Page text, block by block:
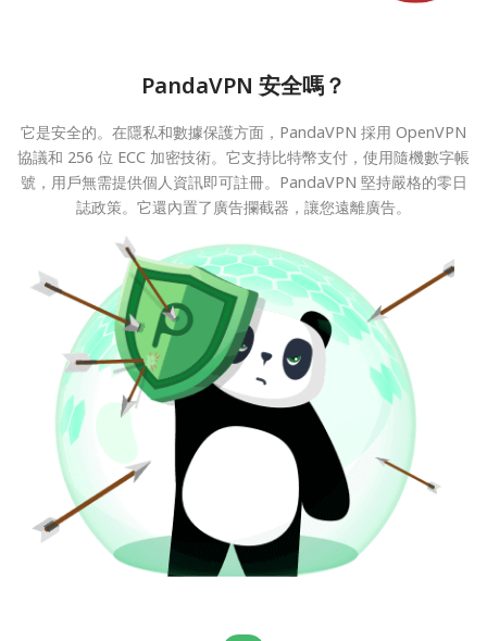
PandaVPN 安全嗎？
它是安全的。在隱私和數據保護方面，PandaVPN 採用 OpenVPN
協議和 256 位 ECC 加密技術。它支持比特幣支付，使用隨機數字帳
號，用戶無需提供個人資訊即可註冊。PandaVPN 堅持嚴格的零日
誌政策。它還內置了廣告攔截器，讓您遠離廣告。